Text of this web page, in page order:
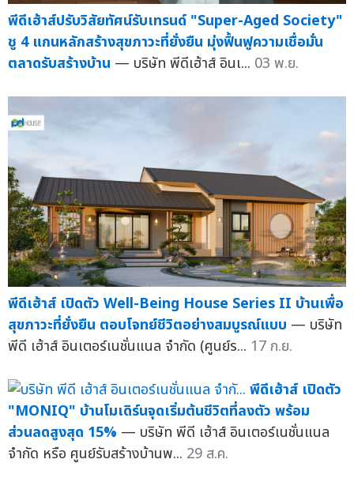
พีดีเฮ้าส์ปรับวิสัยทัศน์รับเทรนด์ "Super-Aged Society"
ชู 4 แกนหลักสร้างสุขภาวะที่ยั่งยืน มุ่งฟื้นฟูความเชื่อมั่น
ตลาดรับสร้างบ้าน — บริษัท พีดีเฮ้าส์ อินเ... 03 พ.ย.
พีดีเฮ้าส์ เปิดตัว Well-Being House Series II บ้านเพื่อ
สุขภาวะที่ยั่งยืน ตอบโจทย์ชีวิตอย่างสมบูรณ์แบบ — บริษัท
พีดี เฮ้าส์ อินเตอร์เนชั่นแนล จำกัด (ศูนย์ร... 17 ก.ย.
พีดีเฮ้าส์ เปิดตัว
"MONIQ" บ้านโมเดิร์นจุดเริ่มต้นชีวิตที่ลงตัว พร้อม
ส่วนลดสูงสุด 15% — บริษัท พีดี เฮ้าส์ อินเตอร์เนชั่นแนล
จำกัด หรือ ศูนย์รับสร้างบ้านพ... 29 ส.ค.